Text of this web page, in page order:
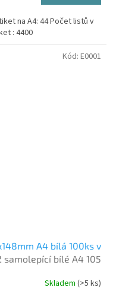
na A4: 44 Počet listů v
: 4400
A4 bílá 100ks v
bílé A4 105
Skladem(>5 ks)
Kód: E0001